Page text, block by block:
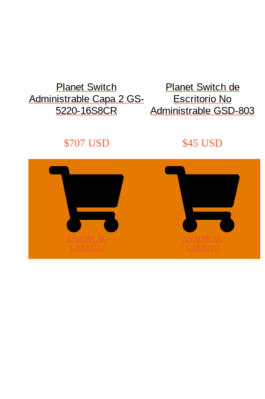
Planet Switch
Administrable Capa 2 GS-
5220-16S8CR
$707 USD
AÑADIR AL
CARRITO
Planet Switch de
Escritorio No
Administrable GSD-803
$45 USD
AÑADIR AL
CARRITO